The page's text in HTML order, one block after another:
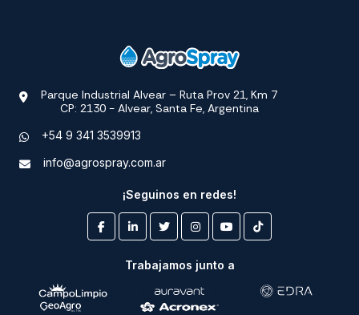
Parque Industrial Alvear – Ruta Prov 21, Km 7
CP: 2130 - Alvear, Santa Fe, Argentina
+54 9 341 3539913
info@agrospray.com.ar
¡Seguinos en redes!
Trabajamos junto a